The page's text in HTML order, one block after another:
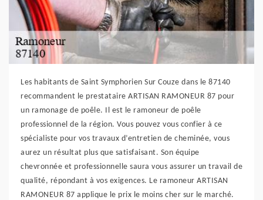
Les habitants de Saint Symphorien Sur Couze dans le 87140
recommandent le prestataire ARTISAN RAMONEUR 87 pour
un ramonage de poêle. Il est le ramoneur de poêle
professionnel de la région. Vous pouvez vous confier à ce
spécialiste pour vos travaux d’entretien de cheminée, vous
aurez un résultat plus que satisfaisant. Son équipe
chevronnée et professionnelle saura vous assurer un travail de
qualité, répondant à vos exigences. Le ramoneur ARTISAN
RAMONEUR 87 applique le prix le moins cher sur le marché.